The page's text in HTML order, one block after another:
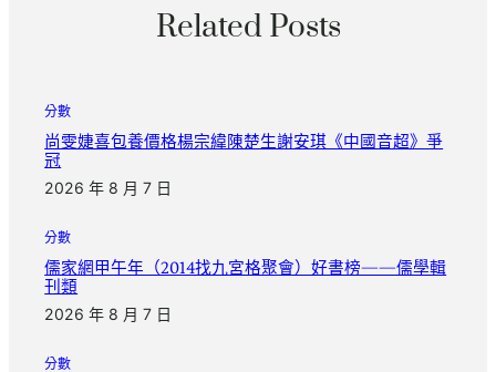
Related Posts
分數
尚雯婕喜包養價格楊宗緯陳楚生謝安琪《中國音超》爭
冠
2026 年 8 月 7 日
分數
儒家網甲午年（2014找九宮格聚會）好書榜——儒學輯
刊類
2026 年 8 月 7 日
分數